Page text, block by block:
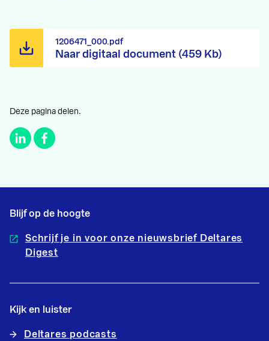
Naar digitaal document (459 Kb)
1206471_000.pdf
Deze pagina delen.
Blijf op de hoogte
Schrijf je in voor onze nieuwsbrief Deltares
Digest
Kijk en luister
Deltares podcasts